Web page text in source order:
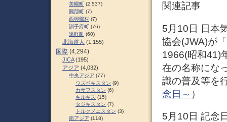
関連記事
5月10日 日本
協会(JWA)が
1966(昭和41)
在の名称にな
識の普及等を
念日～ ）
5月10日 記念
美幌町 (2,537)
興部町 (7)
西興部村 (7)
訓子府町 (76)
遠軽町 (60)
北海道人 (1,155)
国際 (4,294)
JICA(195)
アジア (4,032)
中央アジア (77)
ウズベキスタン (9)
カザフスタン (6)
キルギス (15)
タジキスタン (7)
トルクメニスタン (3)
南アジア (118)